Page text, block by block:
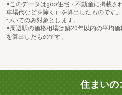
※このデータはgoo住宅・不動産に掲載さ
車場代などを除く）を算出したものです
ついてのみ対象とします。
※周辺駅の価格相場は築20年以内の平均価
を算出したものです。
住まいの